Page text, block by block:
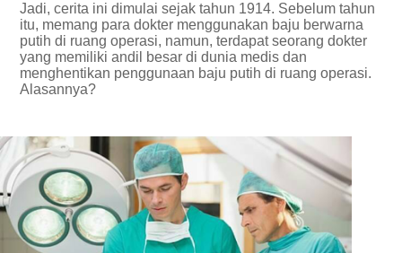
Jadi, cerita ini dimulai sejak tahun 1914. Sebelum tahun
itu, memang para dokter menggunakan baju berwarna
putih di ruang operasi, namun, terdapat seorang dokter
yang memiliki andil besar di dunia medis dan
menghentikan penggunaan baju putih di ruang operasi.
Alasannya?